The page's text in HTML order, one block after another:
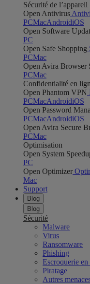
Sécurité de l’appareil
Open Antivirus
PCMacAndroidiOS
Open Software
PC
Open Safe Shopping
PCMac
Open Avira Browser
PCMac
Confidentialité en
Open Phantom VPN
PCMacAndroidiOS
Open Password
PCMacAndroidiOS
Open Avira Secure
PCMac
Optimisation
Open System
PC
Open Optimizer
Mac
Support
Blog
Blog
Sécurité
Malware
Virus
Ransomware
Phishing
Escroquerie
Piratage
Autres